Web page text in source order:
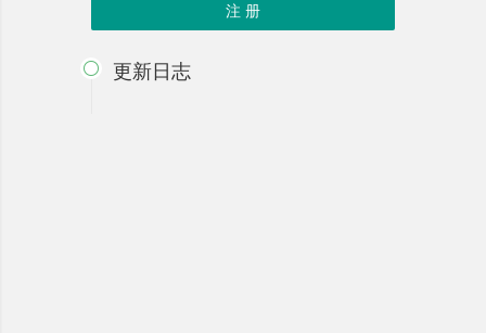
注 册
 更新日志